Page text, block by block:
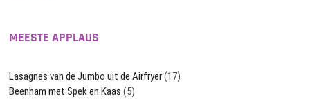
MEESTE APPLAUS
Lasagnes van de Jumbo uit de Airfryer(17)
Beenham met Spek en Kaas (5)